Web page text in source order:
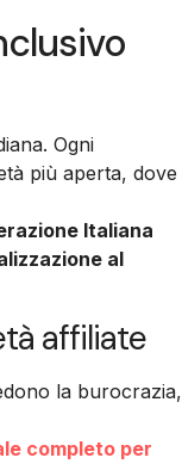
Ogni
più aperta, dove
Italiana
al
affiliate
la burocrazia,
completo per